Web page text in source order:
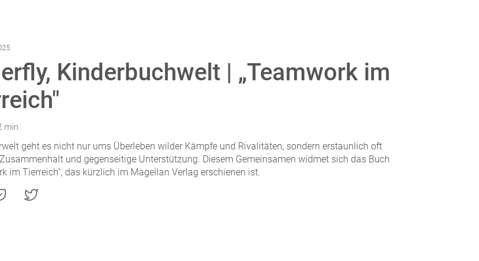
Kinderbuchwelt | „Teamwork im
min
geht es nicht nur ums Überleben wilder Kämpfe und Rivalitäten, sondern erstaunlich oft
und gegenseitige Unterstützung. Diesem Gemeinsamen widmet sich das Buch
im Tierreich“, das kürzlich im Magellan Verlag erschienen ist.